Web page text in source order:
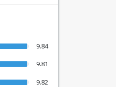
9.84
9.81
9.82